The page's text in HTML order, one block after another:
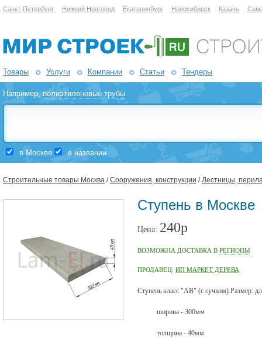
Санкт-Петербург Нижний Новгород Екатеринбург Новосибирск Казань
Товары Услуги Компании Статьи Тендеры
Например,полиэтиленовые трубы
в Москве в названии
Строительные товары Москва /Сооружения, конструкции /Лестницы,
Ступень в Москве
Цена: 240р
ВОЗМОЖНА ДОСТАВКА В РЕГИОНЫ
ПРОДАВЕЦ: ИП МАРКЕТ ДЕРЕВА
Ступень класс "АВ" (с сучком).Размер:
ширина - 300мм
толщина - 40мм